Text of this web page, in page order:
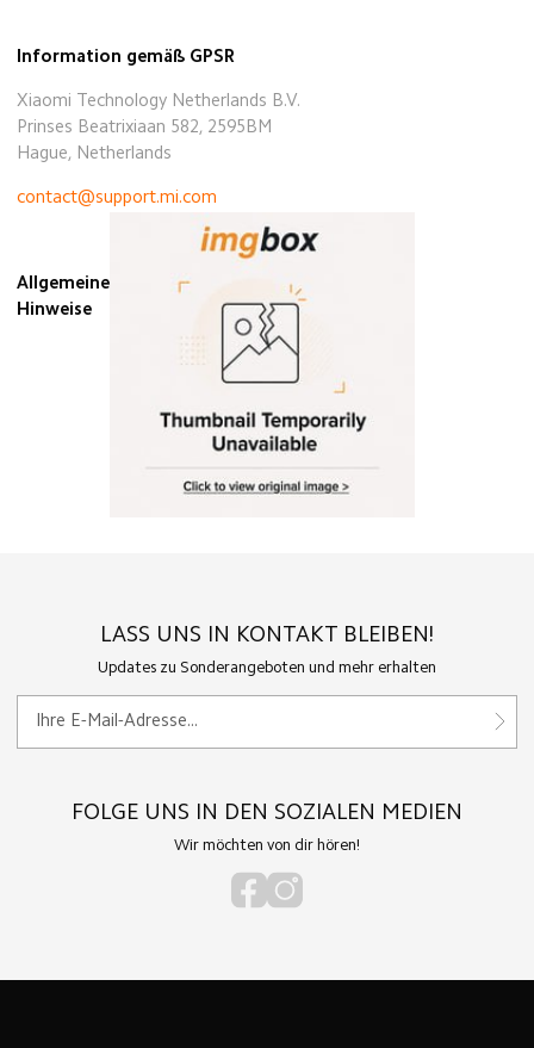
Information gemäß GPSR
Xiaomi Technology Netherlands B.V.
Prinses Beatrixiaan 582, 2595BM
Hague, Netherlands
contact@support.mi.com
Allgemeine
Hinweise
LASS UNS IN KONTAKT BLEIBEN!
Updates zu Sonderangeboten und mehr erhalten
FOLGE UNS IN DEN SOZIALEN MEDIEN
Wir möchten von dir hören!